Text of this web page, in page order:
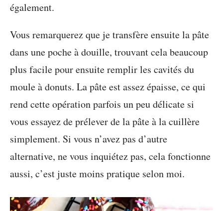
également.
Vous remarquerez que je transfère ensuite la pâte
dans une poche à douille, trouvant cela beaucoup
plus facile pour ensuite remplir les cavités du
moule à donuts. La pâte est assez épaisse, ce qui
rend cette opération parfois un peu délicate si
vous essayez de prélever de la pâte à la cuillère
simplement. Si vous n’avez pas d’autre
alternative, ne vous inquiétez pas, cela fonctionne
aussi, c’est juste moins pratique selon moi.